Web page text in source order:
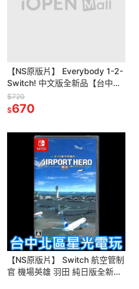
【NS原版片】 Everybody 1-2-
Switch! 中文版全新品【台中星
光電玩】
$720
$670
【NS原版片】 Switch 航空管制
官 機場英雄 羽田 純日版全新品